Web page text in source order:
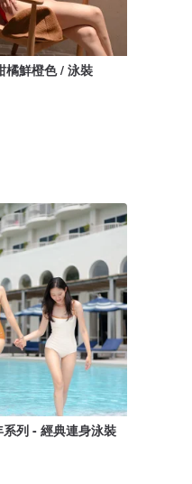
鮮橙色 / 泳裝
列 - 經典連身泳裝